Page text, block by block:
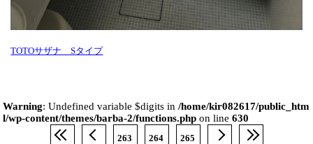
TOTOサザナ Sタイプ
Warning: Undefined variable $digits in/home/kir082617/public_htm
l/wp-content/themes/barba-2/functions.php on line630
263 264 265